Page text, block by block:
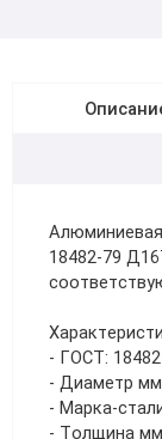
18482-79
- ГОСТ:
- Диаметр
- Марка-
- Толщина